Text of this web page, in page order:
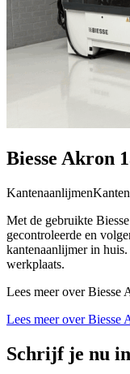
Biesse Akron
Kantenaanlijmen
Met de gebruikte
gecontroleerde en
kantenaanlijmer in
werkplaats.
Lees meer over
Lees meer over
Schrijf je nu